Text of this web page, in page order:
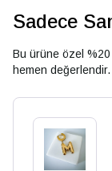
Sadece
Bu ürüne özel %20
hemen değerlendir.